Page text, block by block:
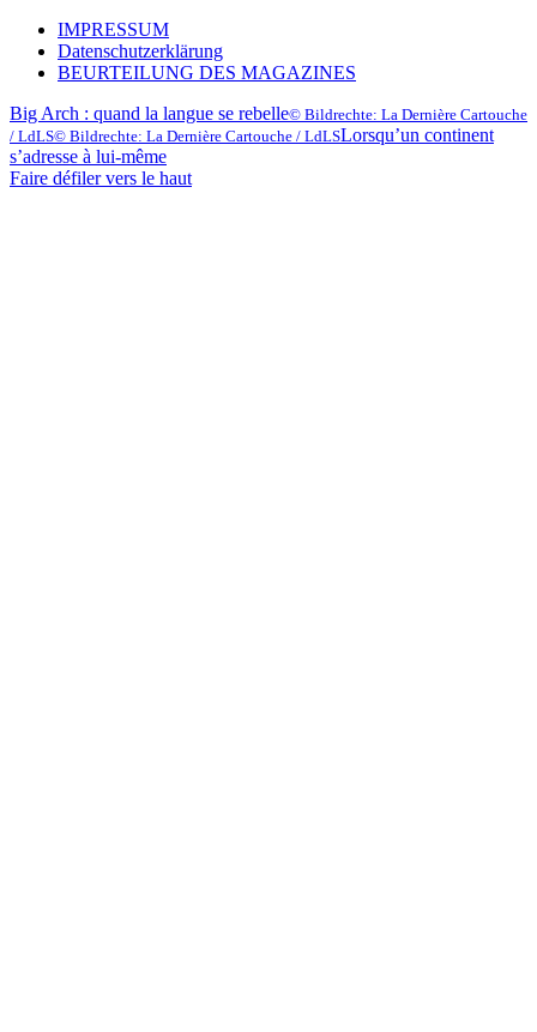
IMPRESSUM
Datenschutzerklärung
BEURTEILUNG DES MAGAZINES
Big Arch : quand la langue se rebelle© Bildrechte: La Dernière Cartouche
/ LdLS© Bildrechte: La Dernière Cartouche / LdLSLorsqu’un continent
s’adresse à lui-même
Faire défiler vers le haut